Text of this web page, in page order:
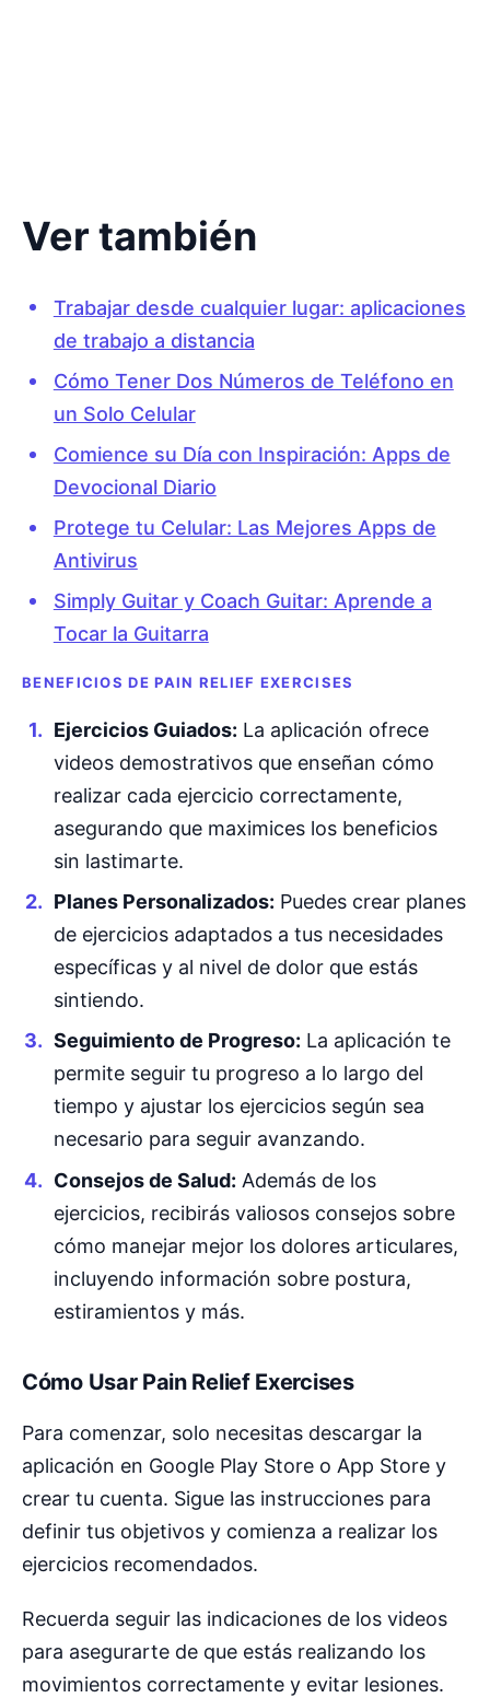
Ver también
Trabajar desde cualquier lugar: aplicaciones
de trabajo a distancia
Cómo Tener Dos Números de Teléfono en
un Solo Celular
Comience su Día con Inspiración: Apps de
Devocional Diario
Protege tu Celular: Las Mejores Apps de
Antivirus
Simply Guitar y Coach Guitar: Aprende a
Tocar la Guitarra
BENEFICIOS DE PAIN RELIEF EXERCISES
Ejercicios Guiados: La aplicación ofrece
videos demostrativos que enseñan cómo
realizar cada ejercicio correctamente,
asegurando que maximices los beneficios
sin lastimarte.
Planes Personalizados: Puedes crear planes
de ejercicios adaptados a tus necesidades
específicas y al nivel de dolor que estás
sintiendo.
Seguimiento de Progreso: La aplicación te
permite seguir tu progreso a lo largo del
tiempo y ajustar los ejercicios según sea
necesario para seguir avanzando.
Consejos de Salud: Además de los
ejercicios, recibirás valiosos consejos sobre
cómo manejar mejor los dolores articulares,
incluyendo información sobre postura,
estiramientos y más.
Cómo Usar Pain Relief Exercises
Para comenzar, solo necesitas descargar la
aplicación en Google Play Store o App Store y
crear tu cuenta. Sigue las instrucciones para
definir tus objetivos y comienza a realizar los
ejercicios recomendados.
Recuerda seguir las indicaciones de los videos
para asegurarte de que estás realizando los
movimientos correctamente y evitar lesiones.